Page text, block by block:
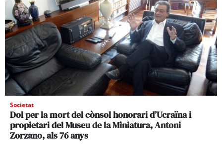
Societat
Dol per la mort del cònsol honorari d’Ucraïna i
propietari del Museu de la Miniatura, Antoni
Zorzano, als 76 anys